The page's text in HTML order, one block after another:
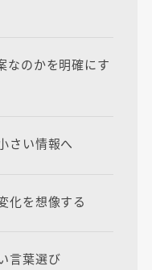
のかを明確にす
さい情報へ
化を想像する
言葉選び